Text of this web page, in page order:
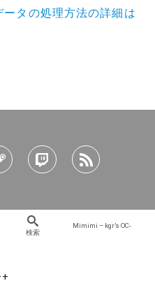
ータの処理方法の詳細は
検索
Mimimi – kgr’s OC-